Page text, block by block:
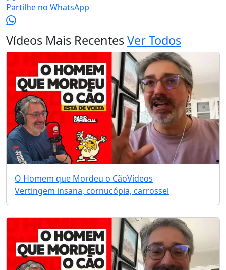
Partilhe no WhatsApp
Vídeos Mais RecentesVer Todos
O Homem que Mordeu o CãoVídeos
Vertingem insana, cornucópia, carrossel